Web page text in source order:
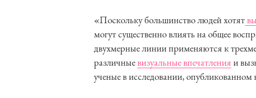
«Поскольку большинство людей хотят
могут существенно влиять на общее
двухмерные линии применяются к
различныевизуальные впечатления и
ученые в исследовании, опубликованном